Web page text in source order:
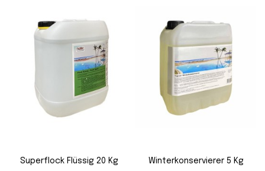
Superflock Flüssig 20 Kg Winterkonservierer 5 Kg